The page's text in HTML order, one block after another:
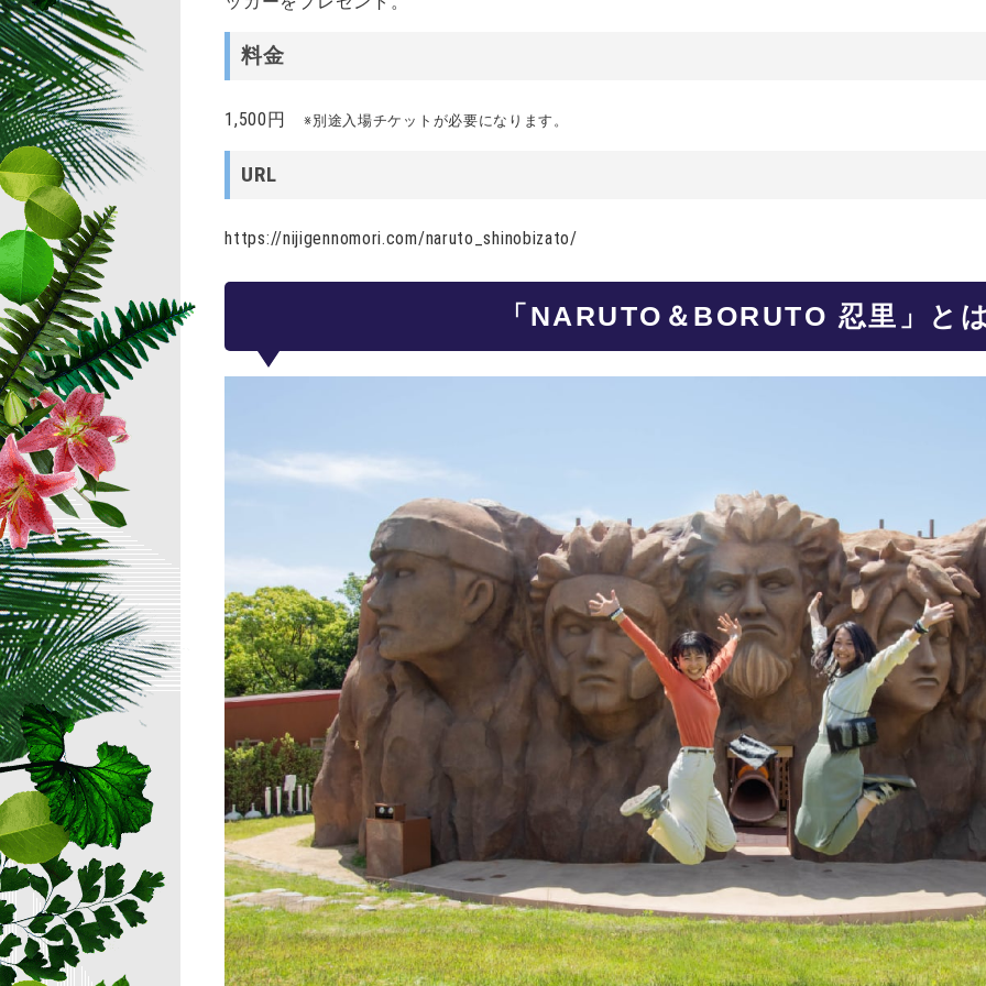
料金
1,500円※別途入場チケットが必要になります。
URL
https://nijigennomori.com/naruto_shinobizato/
「NARUTO＆BORUTO 忍里」と